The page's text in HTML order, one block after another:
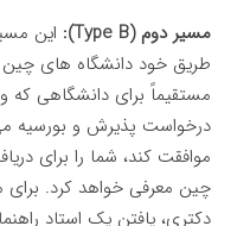
مسیر دوم (Type B):
این
طریق خود دانشگاه های
درخواست پذیرش و بورسیه
چین معرفی خواهد کرد.
دکتری، یافتن یک استاد